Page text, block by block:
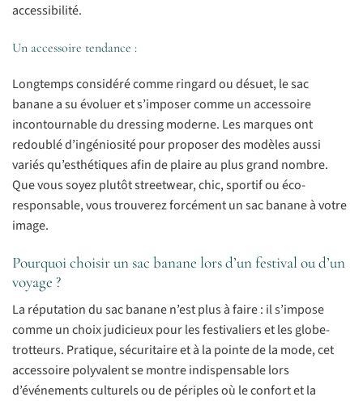
accessibilité.
Un accessoire tendance :
Longtemps considéré comme ringard ou désuet, le sac
banane a su évoluer et s’imposer comme un accessoire
incontournable du dressing moderne. Les marques ont
redoublé d’ingéniosité pour proposer des modèles aussi
variés qu’esthétiques afin de plaire au plus grand nombre.
Que vous soyez plutôt streetwear, chic, sportif ou éco-
responsable, vous trouverez forcément un sac banane à votre
image.
Pourquoi choisir un sac banane lors d’un festival ou d’un
voyage ?
La réputation du sac banane n’est plus à faire : il s’impose
comme un choix judicieux pour les festivaliers et les globe-
trotteurs. Pratique, sécuritaire et à la pointe de la mode, cet
accessoire polyvalent se montre indispensable lors
d’événements culturels ou de périples où le confort et la